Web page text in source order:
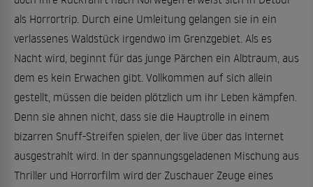
als Horrortrip. Durch eine Umleitung gelangen sie in ein
verlassenes Waldstück irgendwo im Grenzgebiet. Als es
Nacht wird, beginnt für das junge Pärchen ein Albtraum, aus
dem es kein Erwachen gibt. Vollkommen auf sich allein
gestellt, müssen die beiden plötzlich um ihr Leben kämpfen.
Denn sie ahnen nicht, dass sie die Hauptrolle in einem
bizarren Snuff-Streifen spielen, der live über das Internet
ausgestrahlt wird. In der spannungsgeladenen Mischung aus
Thriller und Horrorfilm wird der Zuschauer Zeuge eines